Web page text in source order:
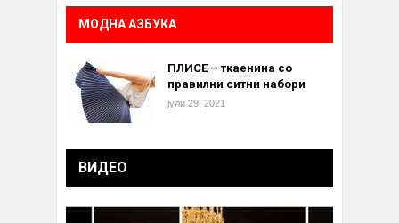
МОДНА АЗБУКА
ПЛИСЕ – ткаенина со
правилни ситни набори
јули 29, 2021
ВИДЕО